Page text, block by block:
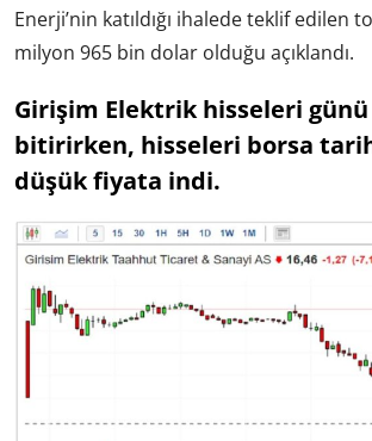
Enerji’nin katıldığı ihalede teklif edilen
milyon 965 bin dolar olduğu açıklandı.
Girişim Elektrik hisseleri
bitirirken, hisseleri borsa
düşük fiyata indi.